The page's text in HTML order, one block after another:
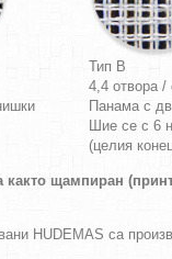
Тип B
4,4 отвора /
Панама с
Шие се с 6
(целия
щампиран
HUDEMAS са